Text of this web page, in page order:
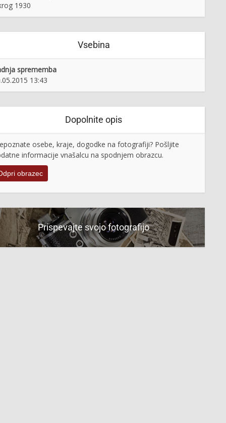
1930
Vsebina
sprememba
13:43
Dopolnite opis
osebe, kraje, dogodke na fotografiji? Pošljite
informacije vnašalcu na spodnjem obrazcu.
obrazec
Prispevajte svojo fotografijo